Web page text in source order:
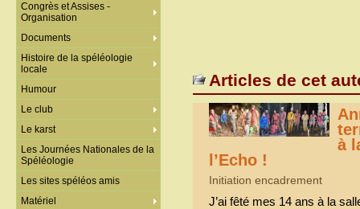
Articles de cet
à
l’Echo !
Initiation encadrement
J’ai fêté mes 14 ans à la
Congrès et Assises -
Organisation
Documents
Histoire de la spéléologie
locale
Humour
Le club
Le karst
Les Journées Nationales de la
Spéléologie
Les sites spéléos amis
Matériel